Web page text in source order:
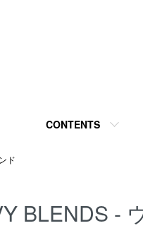
CONTENTS
ド
BLENDS -